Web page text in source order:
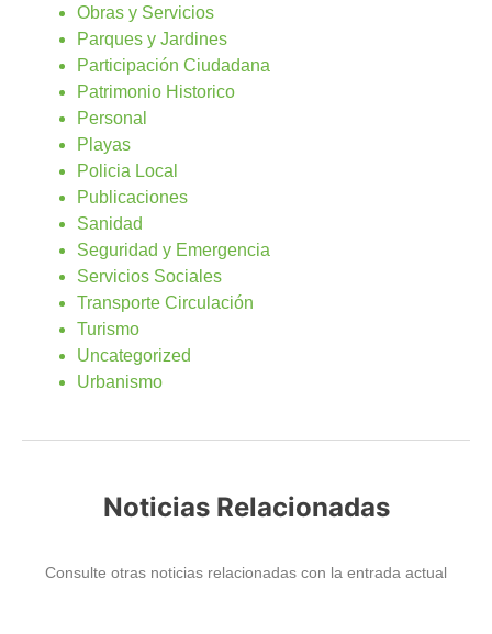
Obras y Servicios
Parques y Jardines
Participación Ciudadana
Patrimonio Historico
Personal
Playas
Policia Local
Publicaciones
Sanidad
Seguridad y Emergencia
Servicios Sociales
Transporte Circulación
Turismo
Uncategorized
Urbanismo
Noticias Relacionadas
Consulte otras noticias relacionadas con la entrada actual